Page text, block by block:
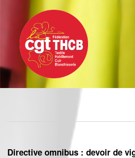
contenu
principal
Directive omnibus : devoir de